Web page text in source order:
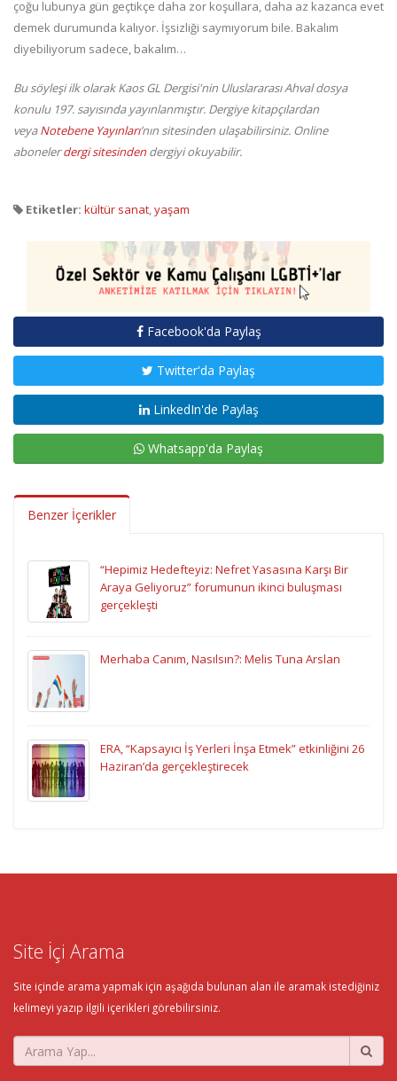
çoğu lubunya gün geçtikçe daha zor koşullara, daha az kazanca evet
demek durumunda kalıyor. İşsizliği saymıyorum bile. Bakalım
diyebiliyorum sadece, bakalım…
Bu söyleşi ilk olarak Kaos GL Dergisi'nin Uluslararası Ahval dosya
konulu 197. sayısında yayınlanmıştır. Dergiye kitapçılardan
veyaNotebene Yayınları’nın sitesinden ulaşabilirsiniz. Online
abonelerdergi sitesindendergiyi okuyabilir.
Etiketler: kültür sanat,yaşam
Facebook'da Paylaş
Twitter'da Paylaş
LinkedIn'de Paylaş
Whatsapp'da Paylaş
Benzer İçerikler
“Hepimiz Hedefteyiz: Nefret Yasasına Karşı Bir
Araya Geliyoruz” forumunun ikinci buluşması
gerçekleşti
Merhaba Canım, Nasılsın?: Melis Tuna Arslan
ERA, “Kapsayıcı İş Yerleri İnşa Etmek” etkinliğini 26
Haziran’da gerçekleştirecek
Site İçi Arama
Site içinde arama yapmak için aşağıda bulunan alan ile aramak istediğiniz
kelimeyi yazıp ilgili içerikleri görebilirsiniz.